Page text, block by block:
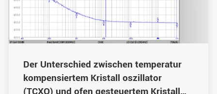
Der Unterschied zwischen temperatur
kompensiertem Kristall oszillator
(TCXO) und ofen gesteuertem Kristall